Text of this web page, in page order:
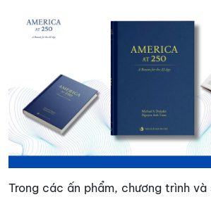
Trong các ấn phẩm, chương trình